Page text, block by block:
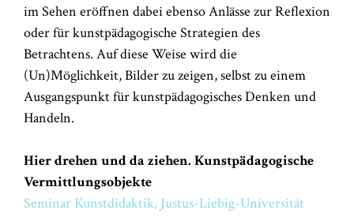
im Sehen eröffnen dabei ebenso Anlässe zur Reflexion
oder für kunstpädagogische Strategien des
Betrachtens. Auf diese Weise wird die
(Un)Möglichkeit, Bilder zu zeigen, selbst zu einem
Ausgangspunkt für kunstpädagogisches Denken und
Handeln.
Hier drehen und da ziehen. Kunstpädagogische
Vermittlungsobjekte
Seminar Kunstdidaktik, Justus-Liebig-Universität